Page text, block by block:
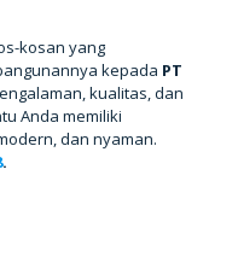
kosan yang
kepada PT
kualitas, dan
Anda memiliki
dan nyaman.
.